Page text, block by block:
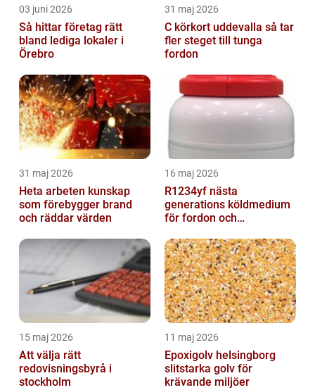
03 juni 2026
Så hittar företag rätt
bland lediga lokaler i
Örebro
31 maj 2026
C körkort uddevalla så tar
fler steget till tunga
fordon
31 maj 2026
Heta arbeten kunskap
som förebygger brand
och räddar värden
16 maj 2026
R1234yf nästa
generations köldmedium
för fordon och
15 maj 2026
Att välja rätt
redovisningsbyrå i
stockholm
11 maj 2026
Epoxigolv helsingborg
slitstarka golv för
krävande miljöer